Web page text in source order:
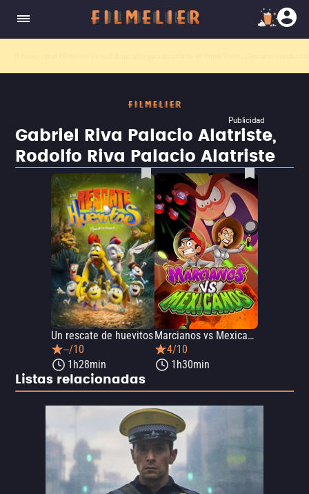
Publicidad
Gabriel Riva Palacio Alatriste,
Rodolfo Riva Palacio Alatriste
Un rescate de huevitos
--/10
1h28min
Marcianos vs Mexicanos
4/10
1h30min
Listas relacionadas